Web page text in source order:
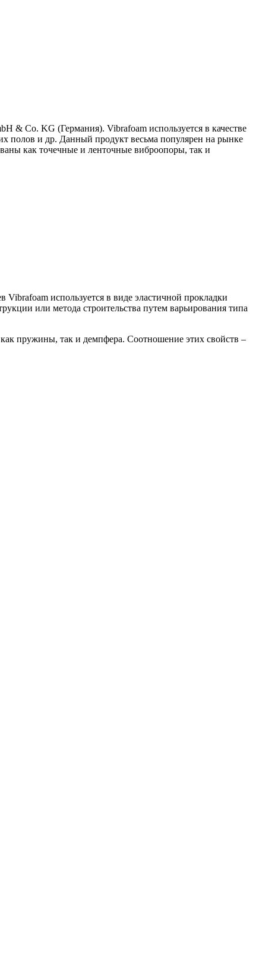
& Co. KG (Германия). Vibrafoam используется в качестве
полов и др. Данный продукт весьма популярен на рынке
как точечные и ленточные виброопоры, так и
используется в виде эластичной прокладки
или метода строительства путем варьирования типа
пружины, так и демпфера. Соотношение этих свойств –